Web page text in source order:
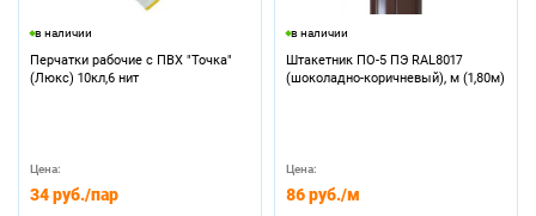
в наличии
Перчатки рабочие с ПВХ "Точка"
(Люкс) 10кл,6 нит
Цена:
34 руб./пар
в наличии
Штакетник ПО-5 ПЭ RAL8017
(шоколадно-коричневый), м (1,80м)
Цена:
86 руб./м